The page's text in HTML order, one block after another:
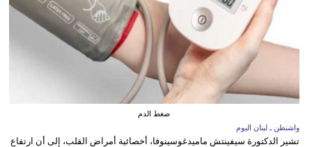
ضغط الدم
واشنطن ـ لبنان اليوم
تشير الدكتورة سيفينتش ماميدغوسينوفا، أخصائية أمراض القلب، إلى أن ارتفاع